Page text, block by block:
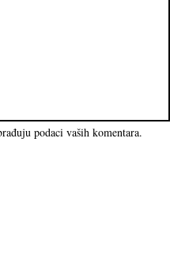
podaci vaših komentara.